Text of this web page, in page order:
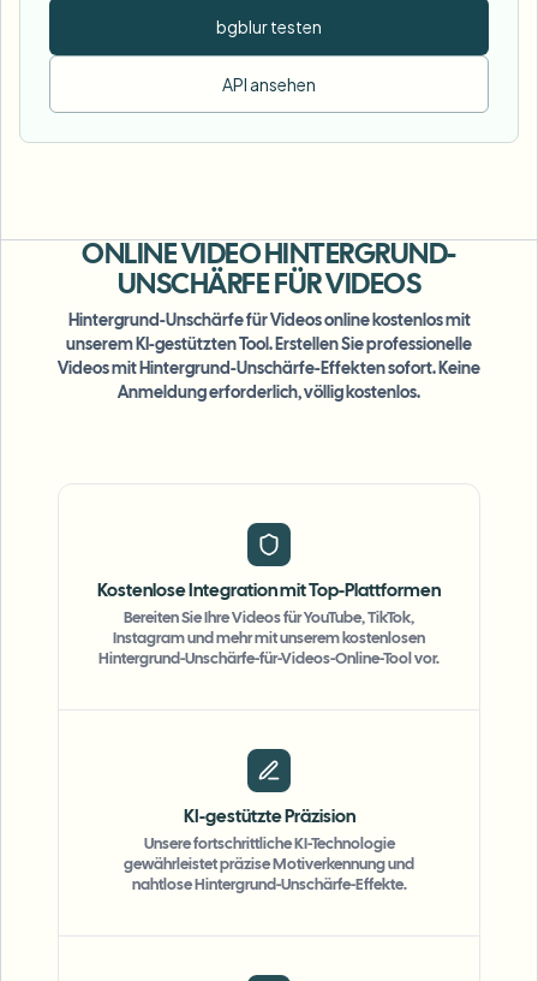
bgblur testen
API ansehen
ONLINE VIDEO HINTERGRUND-
UNSCHÄRFE FÜR VIDEOS
Hintergrund-Unschärfe für Videos online kostenlos mit
unserem KI-gestützten Tool. Erstellen Sie professionelle
Videos mit Hintergrund-Unschärfe-Effekten sofort. Keine
Anmeldung erforderlich, völlig kostenlos.
Kostenlose Integration mit Top-Plattformen
Bereiten Sie Ihre Videos für YouTube, TikTok,
Instagram und mehr mit unserem kostenlosen
Hintergrund-Unschärfe-für-Videos-Online-Tool vor.
KI-gestützte Präzision
Unsere fortschrittliche KI-Technologie
gewährleistet präzise Motiverkennung und
nahtlose Hintergrund-Unschärfe-Effekte.